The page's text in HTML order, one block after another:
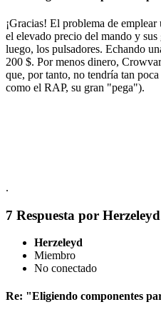
¡Gracias! El problema de
el elevado precio del mando y
luego, los pulsadores. Echando
200 $. Por menos dinero,
que, por tanto, no tendría tan
como el RAP, su gran "pega").
.
7 Respuesta por Herzeleyd
Herzeleyd
Miembro
No conectado
Re: "Eligiendo componentes